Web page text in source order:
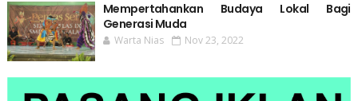
Mempertahankan Budaya Lokal Bagi
Generasi Muda
Warta Nias Nov 23, 2022